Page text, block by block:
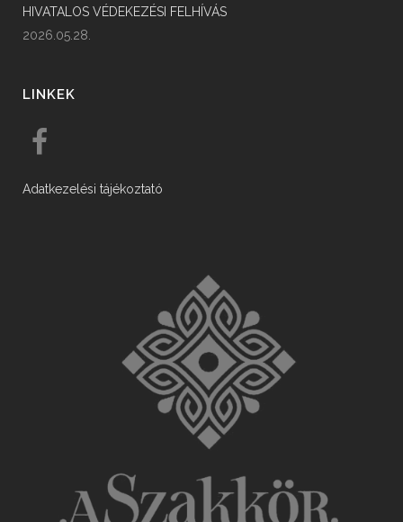
HIVATALOS VÉDEKEZÉSI FELHÍVÁS
2026.05.28.
LINKEK
Adatkezelési tájékoztató